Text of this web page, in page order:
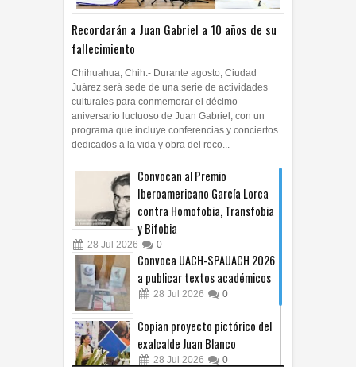
Recordarán a Juan Gabriel a 10 años de su
fallecimiento
Chihuahua, Chih.- Durante agosto, Ciudad
Juárez será sede de una serie de actividades
culturales para conmemorar el décimo
aniversario luctuoso de Juan Gabriel, con un
programa que incluye conferencias y conciertos
dedicados a la vida y obra del reco...
Convocan al Premio
Iberoamericano García Lorca
contra Homofobia, Transfobia
y Bifobia
28 Jul 2026 0
Convoca UACH-SPAUACH 2026
a publicar textos académicos
28 Jul 2026 0
Copian proyecto pictórico del
exalcalde Juan Blanco
28 Jul 2026 0